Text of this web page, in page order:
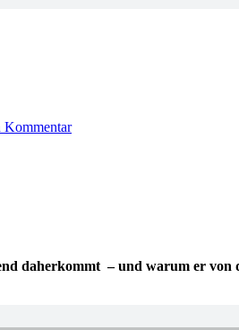
KommentarHerbert
daherkommt – und warum er von